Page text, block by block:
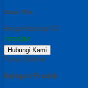
Share This :
Harga Hubungi CS
Tersedia
Hubungi Kami
Tutup Sidebar
Kategori Produk